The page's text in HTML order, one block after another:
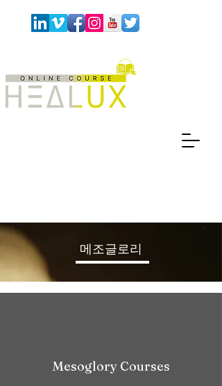
​메조글로리
Mesoglory Courses